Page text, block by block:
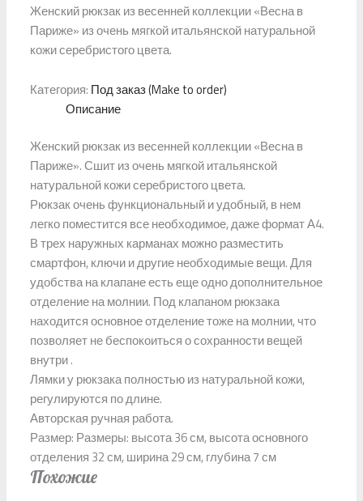
Женский рюкзак из весенней коллекции «Весна в
Париже» из очень мягкой итальянской натуральной
кожи серебристого цвета.
Категория: Под заказ (Make to order)
Описание
Женский рюкзак из весенней коллекции «Весна в
Париже». Сшит из очень мягкой итальянской
натуральной кожи серебристого цвета.
Рюкзак очень функциональный и удобный, в нем
легко поместится все необходимое, даже формат А4.
В трех наружных карманах можно разместить
смартфон, ключи и другие необходимые вещи. Для
удобства на клапане есть еще одно дополнительное
отделение на молнии. Под клапаном рюкзака
находится основное отделение тоже на молнии, что
позволяет не беспокоиться о сохранности вещей
внутри .
Лямки у рюкзака полностью из натуральной кожи,
регулируются по длине.
Авторская ручная работа.
Размер: Размеры: высота 36 см, высота основного
отделения 32 см, ширина 29 см, глубина 7 см
Похожие